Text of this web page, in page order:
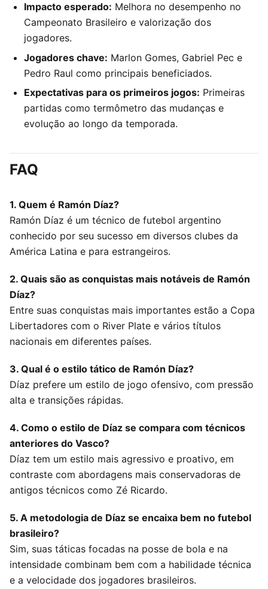
Impacto esperado: Melhora no desempenho no
Campeonato Brasileiro e valorização dos
jogadores.
Jogadores chave: Marlon Gomes, Gabriel Pec e
Pedro Raul como principais beneficiados.
Expectativas para os primeiros jogos: Primeiras
partidas como termômetro das mudanças e
evolução ao longo da temporada.
FAQ
1. Quem é Ramón Díaz?
Ramón Díaz é um técnico de futebol argentino
conhecido por seu sucesso em diversos clubes da
América Latina e para estrangeiros.
2. Quais são as conquistas mais notáveis de Ramón
Díaz?
Entre suas conquistas mais importantes estão a Copa
Libertadores com o River Plate e vários títulos
nacionais em diferentes países.
3. Qual é o estilo tático de Ramón Díaz?
Díaz prefere um estilo de jogo ofensivo, com pressão
alta e transições rápidas.
4. Como o estilo de Díaz se compara com técnicos
anteriores do Vasco?
Díaz tem um estilo mais agressivo e proativo, em
contraste com abordagens mais conservadoras de
antigos técnicos como Zé Ricardo.
5. A metodologia de Díaz se encaixa bem no futebol
brasileiro?
Sim, suas táticas focadas na posse de bola e na
intensidade combinam bem com a habilidade técnica
e a velocidade dos jogadores brasileiros.